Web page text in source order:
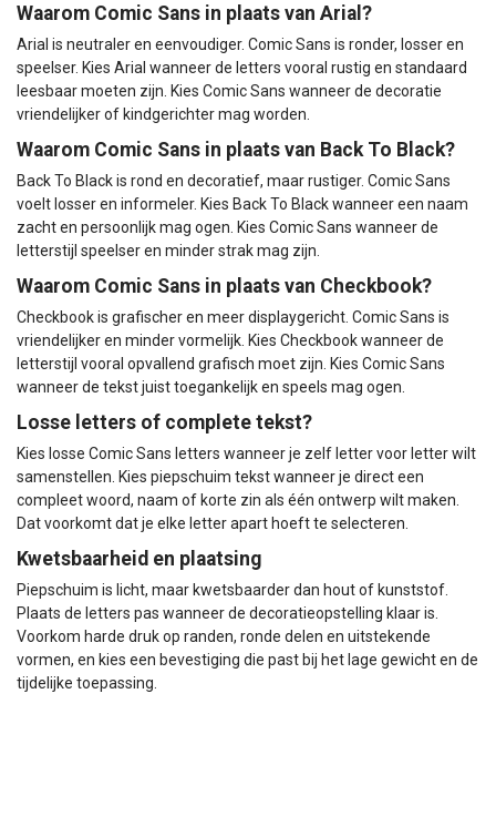
Waarom Comic Sans in plaats van Arial?
Arial is neutraler en eenvoudiger. Comic Sans is ronder, losser en
speelser. Kies Arial wanneer de letters vooral rustig en standaard
leesbaar moeten zijn. Kies Comic Sans wanneer de decoratie
vriendelijker of kindgerichter mag worden.
Waarom Comic Sans in plaats van Back To Black?
Back To Black is rond en decoratief, maar rustiger. Comic Sans
voelt losser en informeler. Kies Back To Black wanneer een naam
zacht en persoonlijk mag ogen. Kies Comic Sans wanneer de
letterstijl speelser en minder strak mag zijn.
Waarom Comic Sans in plaats van Checkbook?
Checkbook is grafischer en meer displaygericht. Comic Sans is
vriendelijker en minder vormelijk. Kies Checkbook wanneer de
letterstijl vooral opvallend grafisch moet zijn. Kies Comic Sans
wanneer de tekst juist toegankelijk en speels mag ogen.
Losse letters of complete tekst?
Kies losse Comic Sans letters wanneer je zelf letter voor letter wilt
samenstellen. Kies piepschuim tekst wanneer je direct een
compleet woord, naam of korte zin als één ontwerp wilt maken.
Dat voorkomt dat je elke letter apart hoeft te selecteren.
Kwetsbaarheid en plaatsing
Piepschuim is licht, maar kwetsbaarder dan hout of kunststof.
Plaats de letters pas wanneer de decoratieopstelling klaar is.
Voorkom harde druk op randen, ronde delen en uitstekende
vormen, en kies een bevestiging die past bij het lage gewicht en de
tijdelijke toepassing.